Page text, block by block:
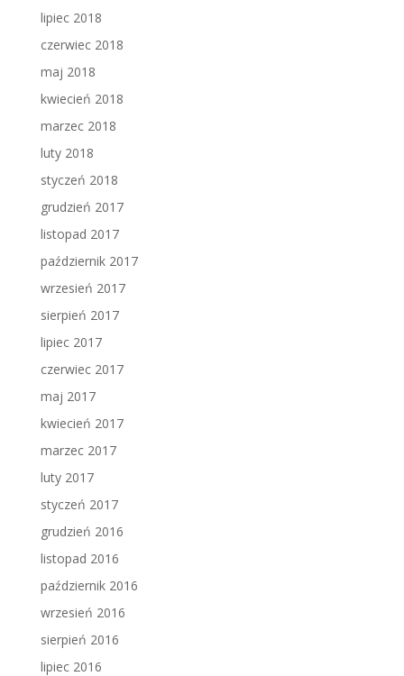
lipiec 2018
czerwiec 2018
maj 2018
kwiecień 2018
marzec 2018
luty 2018
styczeń 2018
grudzień 2017
listopad 2017
październik 2017
wrzesień 2017
sierpień 2017
lipiec 2017
czerwiec 2017
maj 2017
kwiecień 2017
marzec 2017
luty 2017
styczeń 2017
grudzień 2016
listopad 2016
październik 2016
wrzesień 2016
sierpień 2016
lipiec 2016